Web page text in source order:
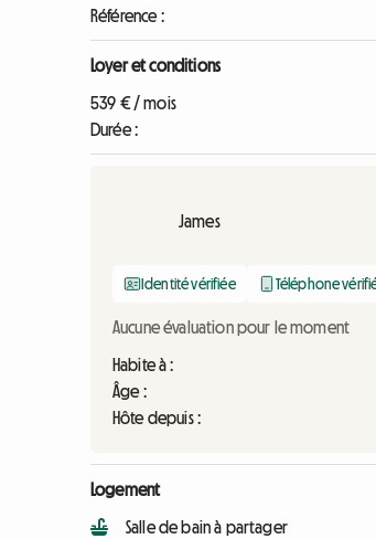
Référence :
Loyer et conditions
539 € / mois
Durée :
James
Identité vérifiée Téléphone
Aucune évaluation pour le moment
Habite à :
Âge :
Hôte depuis :
Logement
Salle de bain à partager